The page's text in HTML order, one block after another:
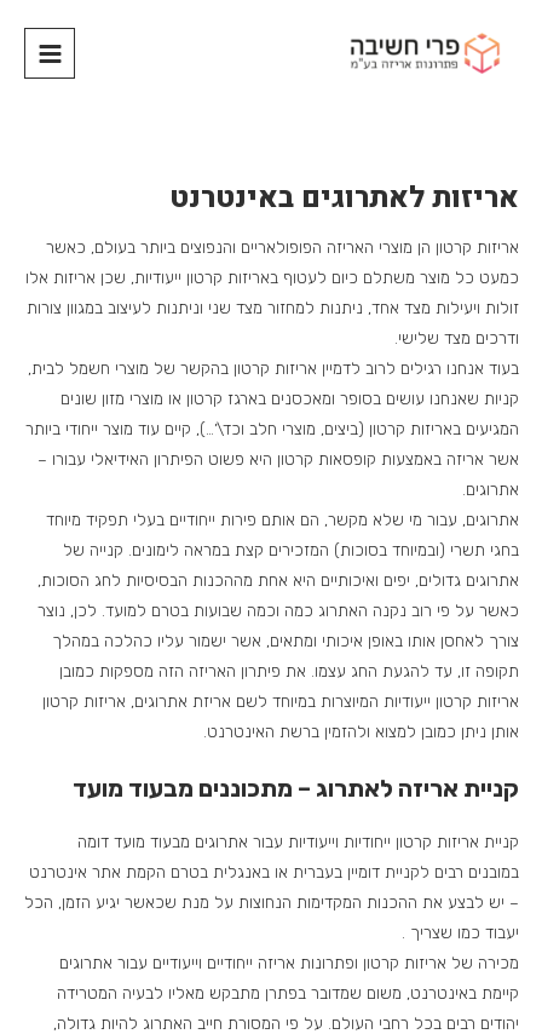
אריזות לאתרוגים באינטרנט
אריזות קרטון הן מוצרי האריזה הפופולאריים והנפוצים ביותר בעולם, כאשר
כמעט כל מוצר משתלם כיום לעטוף באריזות קרטון ייעודיות, שכן אריזות אלו
זולות ויעילות מצד אחד, ניתנות למחזור מצד שני וניתנות לעיצוב במגוון צורות
ודרכים מצד שלישי.
בעוד אנחנו רגילים לרוב לדמיין אריזות קרטון בהקשר של מוצרי חשמל לבית,
קניות שאנחנו עושים בסופר ומאכסנים בארגז קרטון או מוצרי מזון שונים
המגיעים באריזות קרטון (ביצים, מוצרי חלב וכד\’…), קיים עוד מוצר ייחודי ביותר
אשר אריזה באמצעות קופסאות קרטון היא פשוט הפיתרון האידיאלי עבורו –
אתרוגים.
אתרוגים, עבור מי שלא מקשר, הם אותם פירות ייחודיים בעלי תפקיד מיוחד
בחגי תשרי (ובמיוחד בסוכות) המזכירים קצת במראה לימונים. קנייה של
אתרוגים גדולים, יפים ואיכותיים היא אחת מההכנות הבסיסיות לחג הסוכות,
כאשר על פי רוב נקנה האתרוג כמה וכמה שבועות בטרם למועד. לכן, נוצר
צורך לאחסן אותו באופן איכותי ומתאים, אשר ישמור עליו כהלכה במהלך
תקופה זו, עד להגעת החג עצמו. את פיתרון האריזה הזה מספקות כמובן
אריזות קרטון ייעודיות המיוצרות במיוחד לשם אריזת אתרוגים, אריזות קרטון
אותן ניתן כמובן למצוא ולהזמין ברשת האינטרנט.
קניית אריזה לאתרוג – מתכוננים מבעוד מועד
קניית אריזות קרטון ייחודיות וייעודיות עבור אתרוגים מבעוד מועד דומה
במובנים רבים לקניית דומיין בעברית או באנגלית בטרם הקמת אתר אינטרנט
– יש לבצע את ההכנות המקדימות הנחוצות על מנת שכאשר יגיע הזמן, הכל
יעבוד כמו שצריך .
מכירה של אריזות קרטון ופתרונות אריזה ייחודיים וייעודיים עבור אתרוגים
קיימת באינטרנט, משום שמדובר בפתרן מתבקש מאליו לבעיה המטרידה
יהודים רבים בכל רחבי העולם. על פי המסורת חייב האתרוג להיות גדולה,